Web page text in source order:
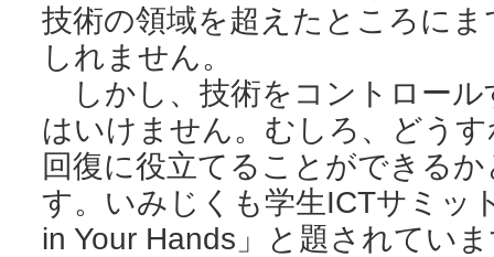
技術の領域を超えたところに
しれません。
しかし、技術をコントロール
はいけません。むしろ、どう
回復に役立てることができる
す。いみじくも学生ICTサミッ
in Your Hands」と題されてい